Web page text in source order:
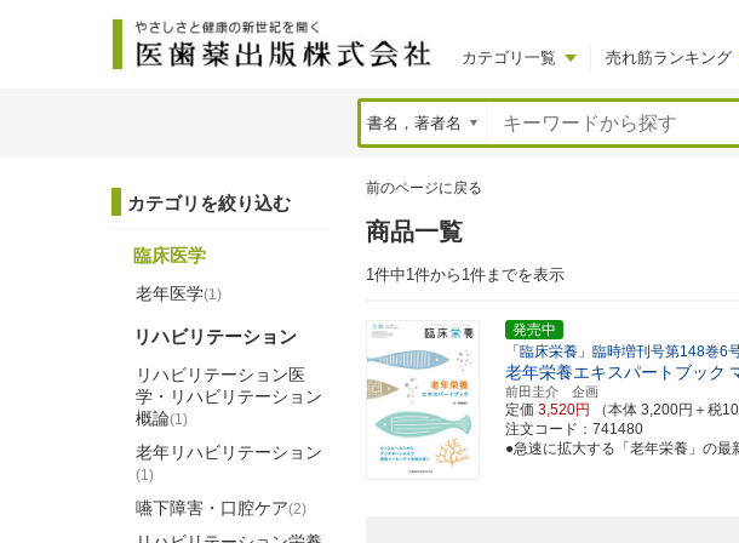
カテゴリ一覧 売れ筋ランキング
前のページに戻る
商品一覧
1件中1件から1件までを表示
発売中
「臨床栄養」臨時増刊号第148巻6
老年栄養エキスパートブック
前田圭介 企画
定価 3,520円 （本体 3,200円＋税
注文コード：741480
●急速に拡大する「老年栄養」の
カテゴリを絞り込む
臨床医学
老年医学(1)
リハビリテーション
リハビリテーション医
学・リハビリテーション
概論(1)
老年リハビリテーション
(1)
嚥下障害・口腔ケア(2)